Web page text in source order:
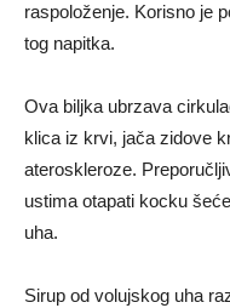
raspoloženje. Korisno je
tog napitka.
Ova biljka ubrzava
klica iz krvi, jača zidove
ateroskleroze.
ustima otapati kocku
uha.
Sirup od volujskog uha